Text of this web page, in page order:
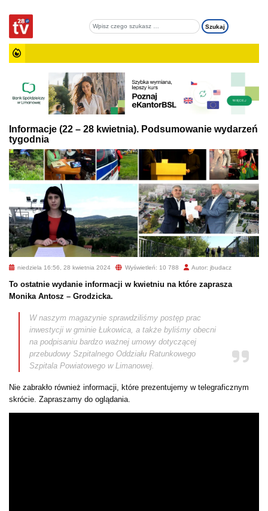
Informacje (22 – 28 kwietnia). Podsumowanie wydarzeń
tygodnia
niedziela 16:56, 28 kwietnia 2024 Wyświetleń: 10 788 Autor: jbudacz
To ostatnie wydanie informacji w kwietniu na które zaprasza
Monika Antosz – Grodzicka.
W naszym magazynie sprawdziliśmy postęp prac
inwestycji w gminie Łukowica, a także byliśmy obecni
na podpisaniu bardzo ważnej umowy dotyczącej
przebudowy Szpitalnego Oddziału Ratunkowego
Szpitala Powiatowego w Limanowej.
Nie zabrakło również informacji, które prezentujemy w telegraficznym
skrócie. Zapraszamy do oglądania.